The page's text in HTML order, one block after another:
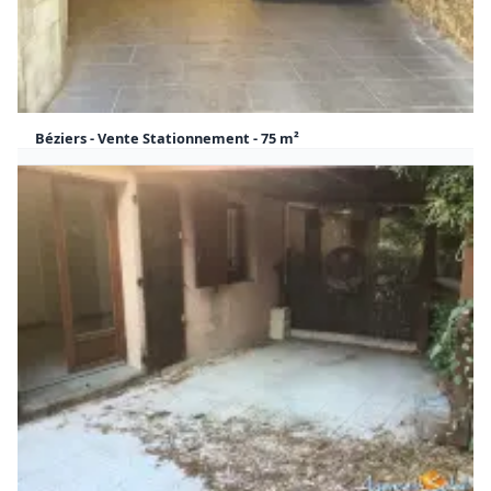
Béziers - Vente Stationnement - 75 m²
105 000 €
Honoraires à la charge du vendeur
Stationnement Béziers
75 m²